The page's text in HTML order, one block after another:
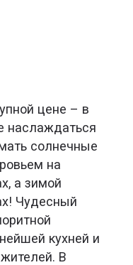
цене – в
наслаждаться
солнечные
на
а зимой
Чудесный
кухней и
В